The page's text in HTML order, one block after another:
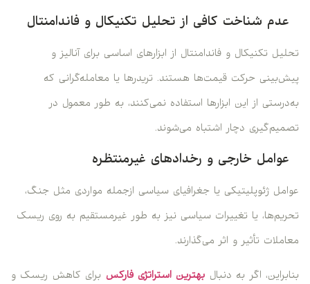
عدم شناخت کافی از تحلیل تکنیکال و فاندامنتال
تحلیل تکنیکال و فاندامنتال از ابزارهای اساسی برای آنالیز و
پیش‌بینی حرکت قیمت‌ها هستند. تریدرها یا معامله‌گرانی که
به‌درستی از این ابزارها استفاده نمی‌کنند، به طور معمول در
تصمیم‌گیری دچار اشتباه می‌شوند.
عوامل خارجی و رخدادهای غیرمنتظره
عوامل ژئوپلیتیکی یا جغرافیای سیاسی ازجمله مواردی مثل جنگ،
تحریم‌ها، یا تغییرات سیاسی نیز به طور غیرمستقیم به روی ریسک
معاملات تأثیر و اثر می‌گذارند.
بنابراین، اگر به دنبال بهترین استراتژی فارکس برای کاهش ریسک و